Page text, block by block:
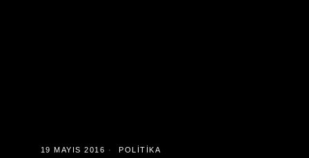
19 MAYIS 2016 POLITIKA